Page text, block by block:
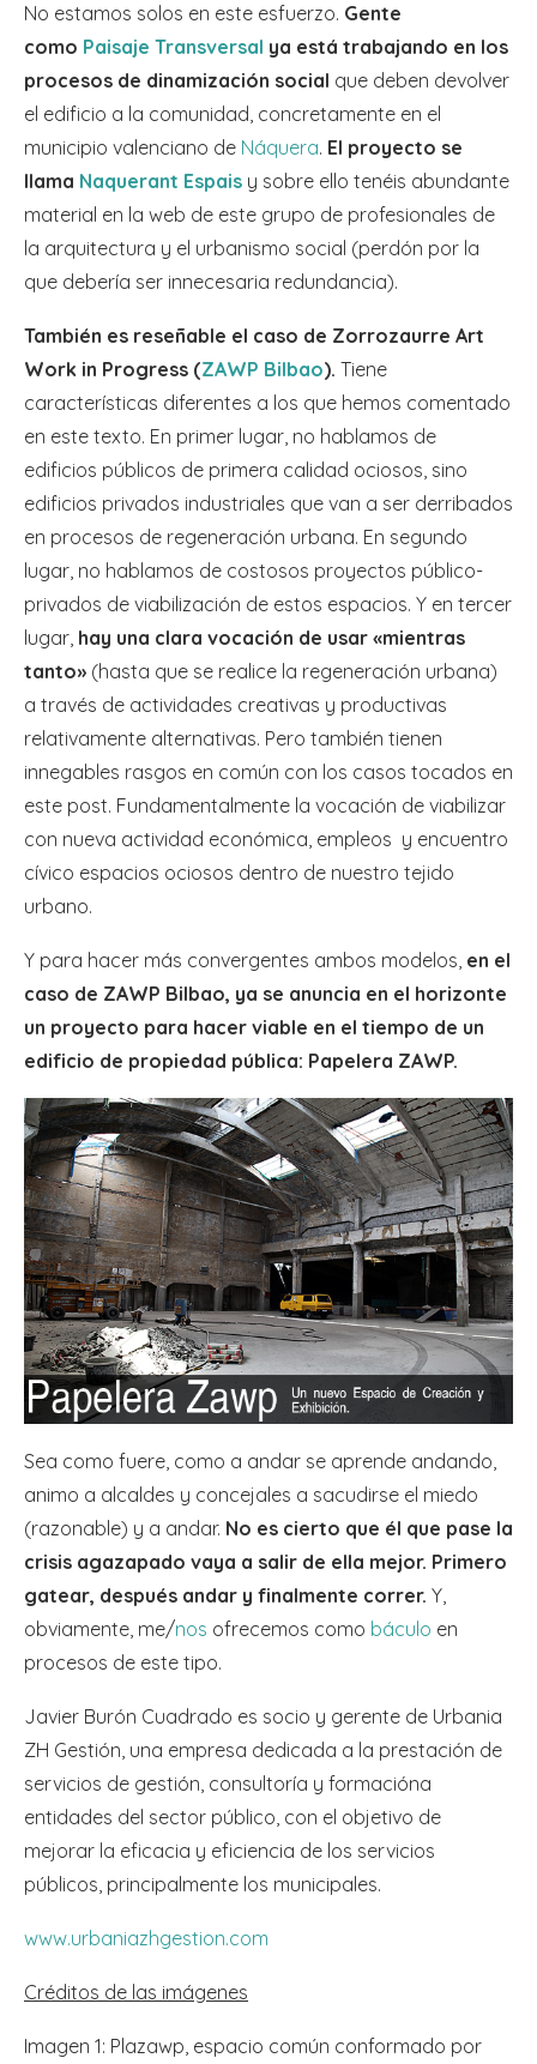
No estamos solos en este esfuerzo. Gente
como Paisaje Transversal ya está trabajando en los
procesos de dinamización social que deben devolver
el edificio a la comunidad, concretamente en el
municipio valenciano de Náquera. El proyecto se
llama Naquerant Espais y sobre ello tenéis abundante
material en la web de este grupo de profesionales de
la arquitectura y el urbanismo social (perdón por la
que debería ser innecesaria redundancia).
También es reseñable el caso de Zorrozaurre Art
Work in Progress (ZAWP Bilbao). Tiene
características diferentes a los que hemos comentado
en este texto. En primer lugar, no hablamos de
edificios públicos de primera calidad ociosos, sino
edificios privados industriales que van a ser derribados
en procesos de regeneración urbana. En segundo
lugar, no hablamos de costosos proyectos público-
privados de viabilización de estos espacios. Y en tercer
lugar, hay una clara vocación de usar «mientras
tanto» (hasta que se realice la regeneración urbana)
a través de actividades creativas y productivas
relativamente alternativas. Pero también tienen
innegables rasgos en común con los casos tocados en
este post. Fundamentalmente la vocación de viabilizar
con nueva actividad económica, empleos y encuentro
cívico espacios ociosos dentro de nuestro tejido
urbano.
Y para hacer más convergentes ambos modelos, en el
caso de ZAWP Bilbao, ya se anuncia en el horizonte
un proyecto para hacer viable en el tiempo de un
edificio de propiedad pública: Papelera ZAWP.
Sea como fuere, como a andar se aprende andando,
animo a alcaldes y concejales a sacudirse el miedo
(razonable) y a andar. No es cierto que él que pase la
crisis agazapado vaya a salir de ella mejor. Primero
gatear, después andar y finalmente correr. Y,
obviamente, me/nos ofrecemos como báculo en
procesos de este tipo.
Javier Burón Cuadrado es socio y gerente de Urbania
ZH Gestión, una empresa dedicada a la prestación de
servicios de gestión, consultoría y formacióna
entidades del sector público, con el objetivo de
mejorar la eficacia y eficiencia de los servicios
públicos, principalmente los municipales.
www.urbaniazhgestion.com
Créditos de las imágenes
Imagen 1: Plazawp, espacio común conformado por